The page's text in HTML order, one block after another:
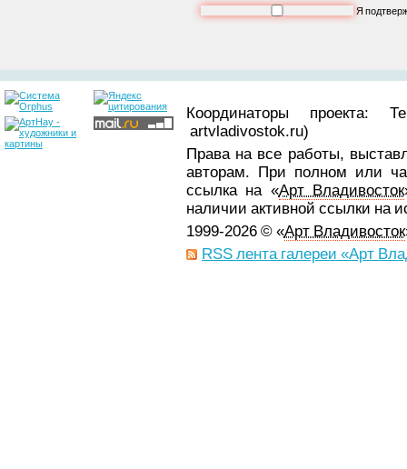
Я
Координаторы проекта:
artvladivostok.ru)
Права на все работы,
авторам. При полном или
ссылка на «Арт Владивосток
наличии активной ссылки на
1999-2026 © «Арт Владивосток
RSS лента галереи «Арт